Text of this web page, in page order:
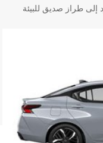
طراز صديق للبيئة